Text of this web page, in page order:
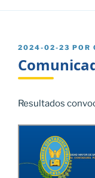
PUBLICADO
2024-02-23 POR
Resultados